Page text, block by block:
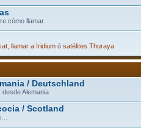
cómo llamar
, llamar a Iridiumó satélites Thuraya
/ Deutschland
Alemania
/ Scotland